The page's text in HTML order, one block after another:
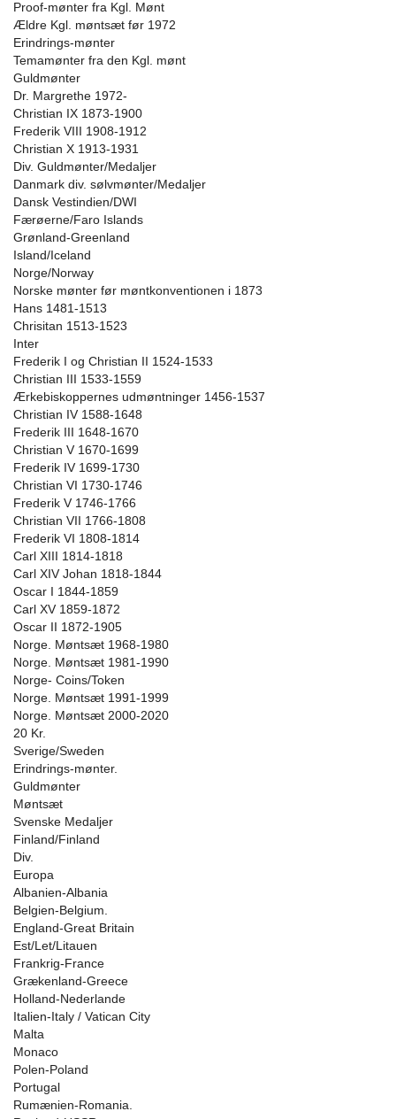
Proof-mønter fra Kgl. Mønt
Ældre Kgl. møntsæt før 1972
Erindrings-mønter
Temamønter fra den Kgl. mønt
Guldmønter
Dr. Margrethe 1972-
Christian IX 1873-1900
Frederik VIII 1908-1912
Christian X 1913-1931
Div. Guldmønter/Medaljer
Danmark div. sølvmønter/Medaljer
Dansk Vestindien/DWI
Færøerne/Faro Islands
Grønland-Greenland
Island/Iceland
Norge/Norway
Norske mønter før møntkonventionen i 1873
Hans 1481-1513
Chrisitan 1513-1523
Inter
Frederik I og Christian II 1524-1533
Christian III 1533-1559
Ærkebiskoppernes udmøntninger 1456-1537
Christian IV 1588-1648
Frederik III 1648-1670
Christian V 1670-1699
Frederik IV 1699-1730
Christian VI 1730-1746
Frederik V 1746-1766
Christian VII 1766-1808
Frederik VI 1808-1814
Carl XIII 1814-1818
Carl XIV Johan 1818-1844
Oscar I 1844-1859
Carl XV 1859-1872
Oscar II 1872-1905
Norge. Møntsæt 1968-1980
Norge. Møntsæt 1981-1990
Norge- Coins/Token
Norge. Møntsæt 1991-1999
Norge. Møntsæt 2000-2020
20 Kr.
Sverige/Sweden
Erindrings-mønter.
Guldmønter
Møntsæt
Svenske Medaljer
Finland/Finland
Div.
Europa
Albanien-Albania
Belgien-Belgium.
England-Great Britain
Est/Let/Litauen
Frankrig-France
Grækenland-Greece
Holland-Nederlande
Italien-Italy / Vatican City
Malta
Monaco
Polen-Poland
Portugal
Rumænien-Romania.